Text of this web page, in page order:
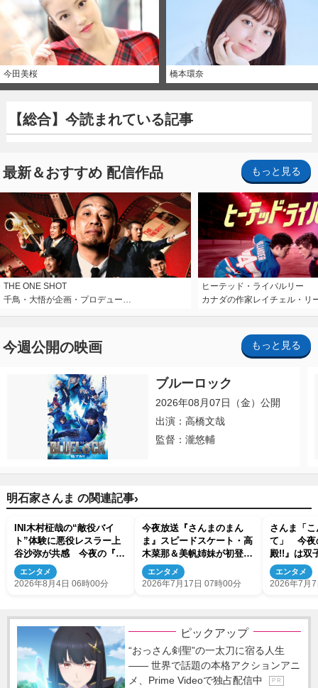
今田美桜 橋本環奈
【総合】今読まれている記事
最新＆おすすめ 配信作品 もっと見る
THE ONE SHOT
千鳥・大悟が企画・プロデュー…
ヒーテッド・ライバルリー
カナダの作家レイチェル・リ
今週公開の映画 もっと見る
ブルーロック
2026年08月07日（金）公開
出演：高橋文哉
監督：瀧悠輔
明石家さんま の関連記事›
INI木村柾哉の“敵役バイ
ト”体験に悪役レスラー上
谷沙弥が共感 今夜の『さ
んま御殿!!』はアルバイト
報告会
エンタメ
2026年8月4日 06時00分
今夜放送『さんまのまん
ま』スピードスケート・高
木菜那＆美帆姉妹が初登
場 妹・美帆「トークスピ
ードについていこうと必死
エンタメ
2026年7月17日 07時00分
さんま「
て」 今夜
殿!!』は双
合 2世た
エンタメ
2026年7月
ピックアップ
“おっさん剣聖”の一太刀に宿る人生
―― 世界で話題の本格アクションアニ
メ、Prime Videoで独占配信中
P R